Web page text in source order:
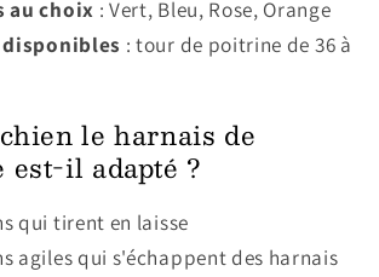
au choix : Vert, Bleu, Rose, Orange
: tour de poitrine de 36 à
le harnais de
est-il adapté ?
qui tirent en laisse
agiles qui s'échappent des harnais